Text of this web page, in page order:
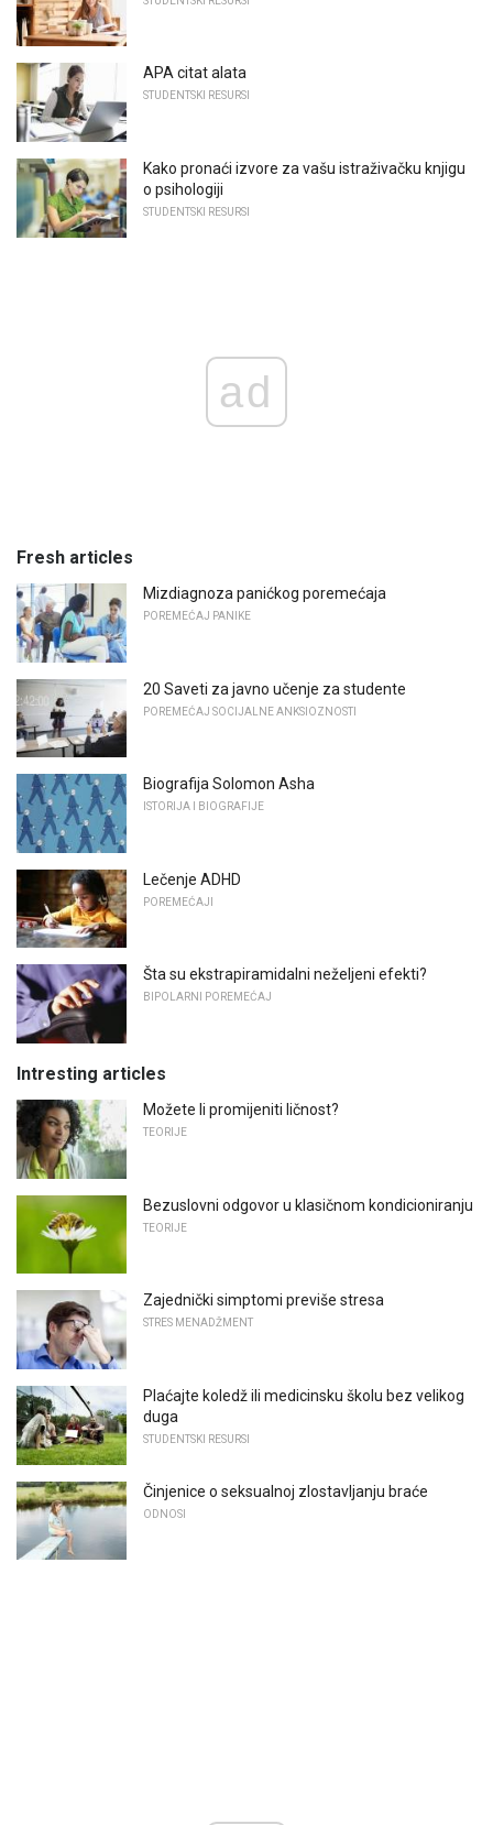
APA citat alata
STUDENTSKI RESURSI
Kako pronaći izvore za vašu istraživačku knjigu
o psihologiji
STUDENTSKI RESURSI
ad
Fresh articles
Mizdiagnoza panićkog poremećaja
POREMEĆAJ PANIKE
20 Saveti za javno učenje za studente
POREMEĆAJ SOCIJALNE ANKSIOZNOSTI
Biografija Solomon Asha
ISTORIJA I BIOGRAFIJE
Lečenje ADHD
POREMEĆAJI
Šta su ekstrapiramidalni neželjeni efekti?
BIPOLARNI POREMEĆAJ
Intresting articles
Možete li promijeniti ličnost?
TEORIJE
Bezuslovni odgovor u klasičnom kondicioniranju
TEORIJE
Zajednički simptomi previše stresa
STRES MENADŽMENT
Plaćajte koledž ili medicinsku školu bez velikog
duga
STUDENTSKI RESURSI
Činjenice o seksualnoj zlostavljanju braće
ODNOSI